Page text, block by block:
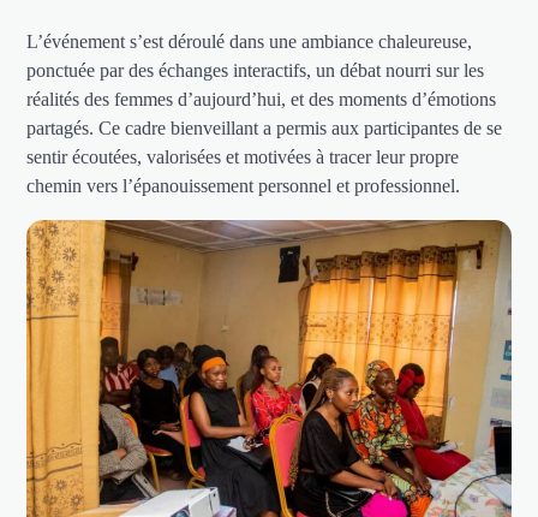
L’événement s’est déroulé dans une ambiance chaleureuse,
ponctuée par des échanges interactifs, un débat nourri sur les
réalités des femmes d’aujourd’hui, et des moments d’émotions
partagés. Ce cadre bienveillant a permis aux participantes de se
sentir écoutées, valorisées et motivées à tracer leur propre
chemin vers l’épanouissement personnel et professionnel.